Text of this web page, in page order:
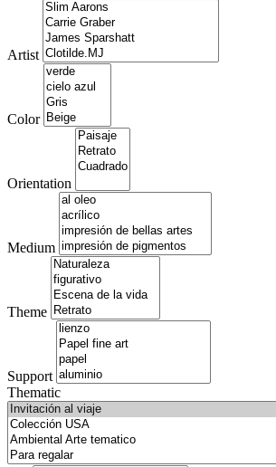
Artist
Color
Orientation
Medium
Theme
Support
Thematic